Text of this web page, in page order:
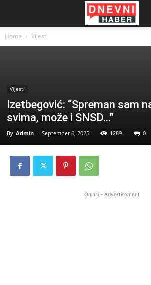
Home Vijesti
Vijesti
Izetbegović: “Spreman sam
svima, može i SNSD…”
By Admin - September 6, 2025 1289 0
Oglasi - Advertisement